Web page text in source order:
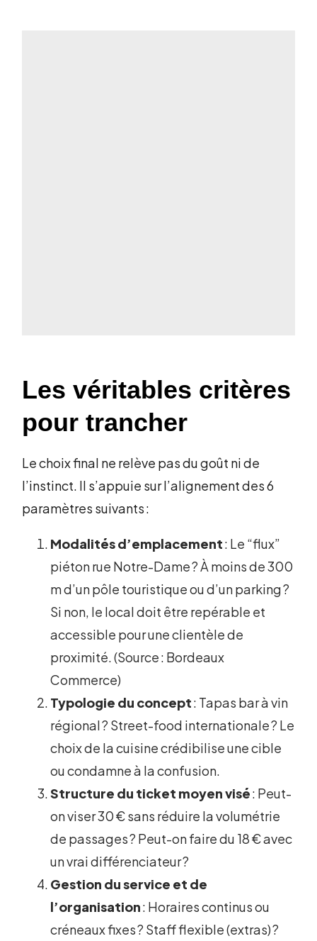
Les véritables critères
pour trancher
Le choix final ne relève pas du goût ni de
l’instinct. Il s’appuie sur l’alignement des 6
paramètres suivants :
Modalités d’emplacement: Le “flux”
piéton rue Notre-Dame ? À moins de 300
m d’un pôle touristique ou d’un parking ?
Si non, le local doit être repérable et
accessible pour une clientèle de
proximité. (Source : Bordeaux
Commerce)
Typologie du concept: Tapas bar à vin
régional ? Street-food internationale ? Le
choix de la cuisine crédibilise une cible
ou condamne à la confusion.
Structure du ticket moyen visé: Peut-
on viser 30 € sans réduire la volumétrie
de passages ? Peut-on faire du 18 € avec
un vrai différenciateur ?
Gestion du service et de
l’organisation: Horaires continus ou
créneaux fixes ? Staff flexible (extras) ?